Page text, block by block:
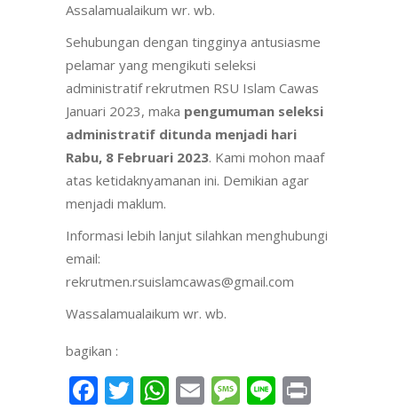
Assalamualaikum wr. wb.
Sehubungan dengan tingginya antusiasme
pelamar yang mengikuti seleksi
administratif rekrutmen RSU Islam Cawas
Januari 2023, maka pengumuman seleksi
administratif ditunda menjadi hari
Rabu, 8 Februari 2023. Kami mohon maaf
atas ketidaknyamanan ini. Demikian agar
menjadi maklum.
Informasi lebih lanjut silahkan menghubungi
email:
rekrutmen.rsuislamcawas@gmail.com
Wassalamualaikum wr. wb.
bagikan :
Facebook
Twitter
WhatsApp
EmailMessage
Line